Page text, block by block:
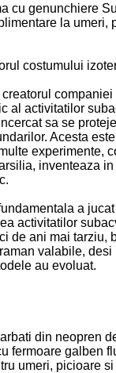
cu genunchiere
la umeri,
costumului
companiei
al activitatilor
sa se
Acesta este
experimente,
inventeaza
a jucat
activitatilor
de ani mai tarziu,
valabile, desi
au evoluat.
din neopren
fermoare galben
umeri, picioare